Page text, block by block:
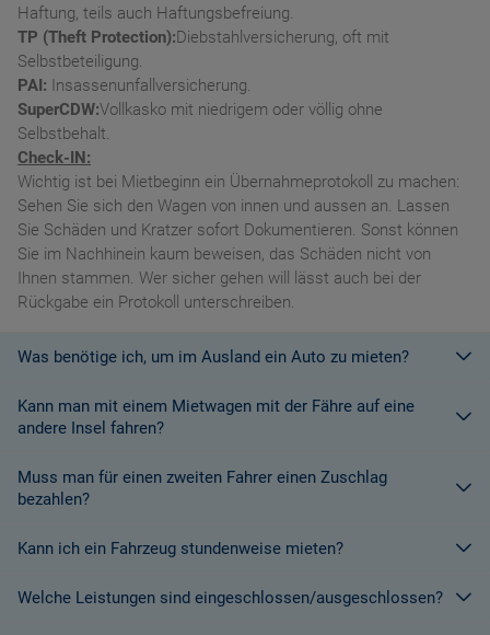
Haftung, teils auch Haftungsbefreiung.
TP (Theft Protection):Diebstahlversicherung, oft mit
Selbstbeteiligung.
PAI: Insassenunfallversicherung.
SuperCDW:Vollkasko mit niedrigem oder völlig ohne
Selbstbehalt.
Check-IN:
Wichtig ist bei Mietbeginn ein Übernahmeprotokoll zu machen:
Sehen Sie sich den Wagen von innen und aussen an. Lassen
Sie Schäden und Kratzer sofort Dokumentieren. Sonst können
Sie im Nachhinein kaum beweisen, das Schäden nicht von
Ihnen stammen. Wer sicher gehen will lässt auch bei der
Rückgabe ein Protokoll unterschreiben.
Was benötige ich, um im Ausland ein Auto zu mieten?
Mit einem europäischen Führerschein ist es kein Problem ein
Fahrzeug zu mieten. In Europa und bei den meisten
Kann man mit einem Mietwagen mit der Fähre auf eine
andere Insel fahren?
Die meisten Fahrzeugvermieter erlauben aus Gründen des
Versicherungsschutzes an Bord eines Schiffes nicht, dass ihre
Informationen finden Sie in den Bedingungen des Vermieters.
Muss man für einen zweiten Fahrer einen Zuschlag
bezahlen?
Ja. Für jeden zusätzlichen Fahrer muss am Zielort ein Zuschlag
Sonderangebot informiert, bei dem ein zusätzlicher Fahrer
Kann ich ein Fahrzeug stundenweise mieten?
Derzeit ist der Mindestzeitraum für eine Autoanmietung 24
Welche Leistungen sind eingeschlossen/ausgeschlossen?